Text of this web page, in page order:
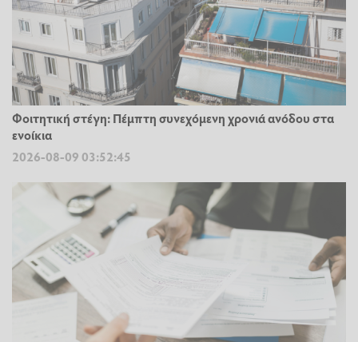
Φοιτητική στέγη: Πέμπτη συνεχόμενη χρονιά ανόδου στα
ενοίκια
2026-08-09 03:52:45